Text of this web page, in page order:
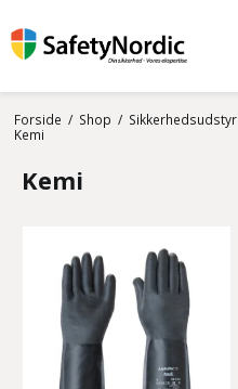
Forside / Shop / Sikkerhedsudstyr
Kemi
Kemi